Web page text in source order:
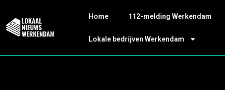
Home 112-melding Werkendam
Lokale bedrijven Werkendam